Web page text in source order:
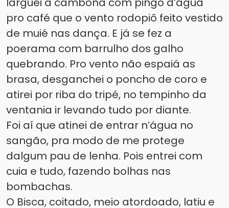
pro café que o vento rodopiô feito vestido
de muié nas dança. E já se fez a
poerama com barrulho dos galho
quebrando. Pro vento não espaiá as
brasa, desganchei o poncho de coro e
atirei por riba do tripé, no tempinho da
ventania ir levando tudo por diante.
Foi aí que atinei de entrar n’água no
sangão, pra modo de me protege
dalgum pau de lenha. Pois entrei com
cuia e tudo, fazendo bolhas nas
bombachas.
O Bisca, coitado, meio atordoado, latiu e